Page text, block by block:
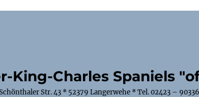
King-Charles Spaniels
Str. 43 * 52379 Langerwehe * Tel. 02423 –